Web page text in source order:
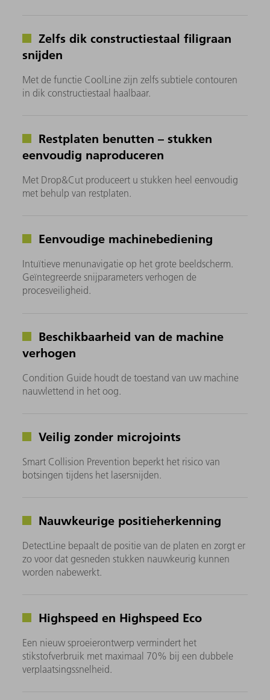
Zelfs dik constructiestaal filigraan
snijden
Met de functie CoolLine zijn zelfs subtiele contouren
in dik constructiestaal haalbaar.
Restplaten benutten – stukken
eenvoudig naproduceren
Met Drop&Cut produceert u stukken heel eenvoudig
met behulp van restplaten.
Eenvoudige machinebediening
Intuïtieve menunavigatie op het grote beeldscherm.
Geïntegreerde snijparameters verhogen de
procesveiligheid.
Beschikbaarheid van de machine
verhogen
Condition Guide houdt de toestand van uw machine
nauwlettend in het oog.
Veilig zonder microjoints
Smart Collision Prevention beperkt het risico van
botsingen tijdens het lasersnijden.
Nauwkeurige positieherkenning
DetectLine bepaalt de positie van de platen en zorgt er
zo voor dat gesneden stukken nauwkeurig kunnen
worden nabewerkt.
Highspeed en Highspeed Eco
Een nieuw sproeierontwerp vermindert het
stikstofverbruik met maximaal 70% bij een dubbele
verplaatsingssnelheid.